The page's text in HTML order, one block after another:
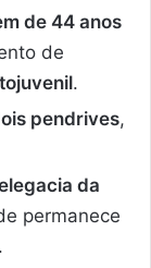
de 44 anos
de
.
pendrives,
da
permanece
.